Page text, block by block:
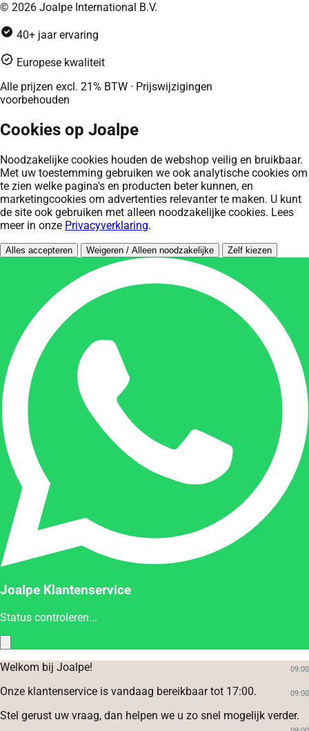
© 2026 Joalpe International B.V.
40+ jaar ervaring
Europese kwaliteit
Alle prijzen excl. 21% BTW · Prijswijzigingen
voorbehouden
Cookies op Joalpe
Noodzakelijke cookies houden de webshop veilig en bruikbaar.
Met uw toestemming gebruiken we ook analytische cookies om
te zien welke pagina's en producten beter kunnen, en
marketingcookies om advertenties relevanter te maken. U kunt
de site ook gebruiken met alleen noodzakelijke cookies. Lees
meer in onze Privacyverklaring.
Alles accepteren Weigeren / Alleen noodzakelijke Zelf kiezen
Joalpe Klantenservice
Status controleren...
Welkom bij Joalpe! 09:00
Onze klantenservice is vandaag bereikbaar tot 17:00. 09:00
Stel gerust uw vraag, dan helpen we u zo snel mogelijk verder.